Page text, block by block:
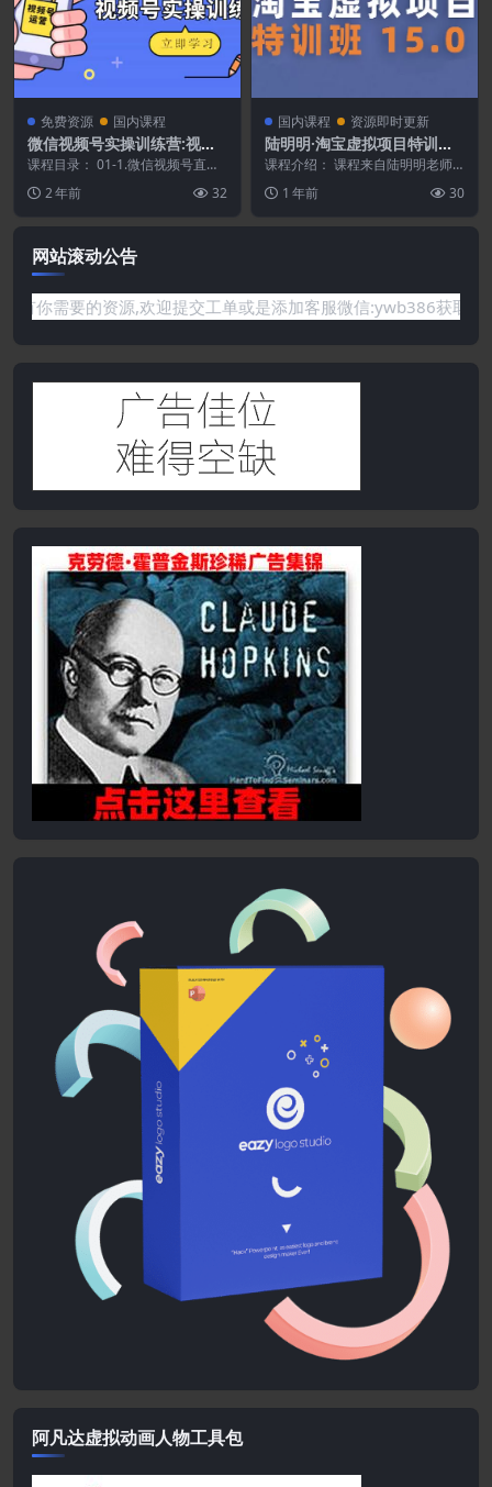
免费资源 国内课程
微信视频号实操训练营:视频
号起号运营纯干货玩法！
课程目录： 01-1.微信视频号直播
微...2 年前 32
国内课程 资源即时更新
陆明明·淘宝虚拟项目特训班1
5.0[更新2025]
课程介绍： 课程来自陆明明老师
操作淘宝虚拟项目...
1 年前 30
网站滚动公告
要的资源,欢迎提交工单或是添加客服微信:ywb386获取帮助！
阿凡达虚拟动画人物工具包